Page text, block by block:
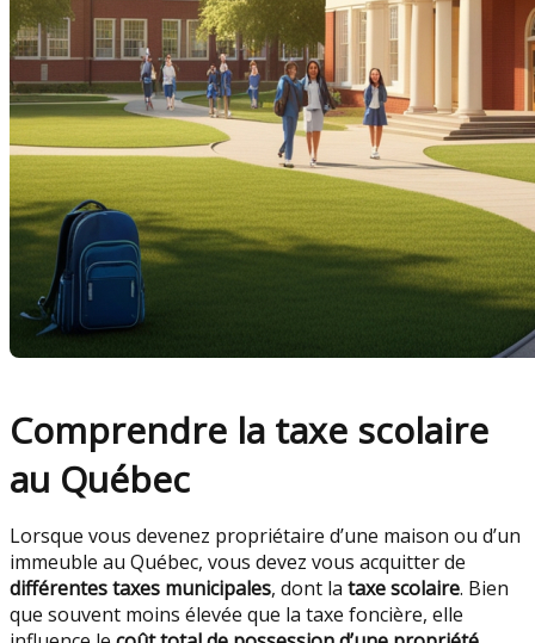
Comprendre la taxe scolaire
au Québec
Lorsque vous devenez propriétaire d’une maison ou d’un
immeuble au Québec, vous devez vous acquitter de
différentes taxes municipales, dont la taxe scolaire. Bien
que souvent moins élevée que la taxe foncière, elle